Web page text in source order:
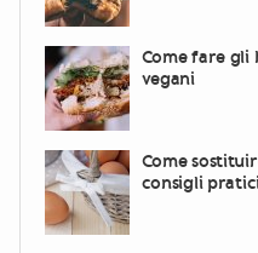
Come fare gli
vegani
Come
consigli